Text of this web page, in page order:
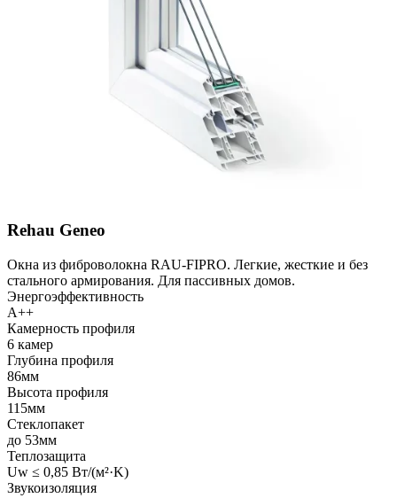
Rehau Geneo
Окна из фиброволокна RAU-FIPRO. Легкие, жесткие и без
стального армирования. Для пассивных домов.
Энергоэффективность
A++
Камерность профиля
6 камер
Глубина профиля
86мм
Высота профиля
115мм
Стеклопакет
до 53мм
Теплозащита
Uw ≤ 0,85 Вт/(м²·K)
Звукоизоляция